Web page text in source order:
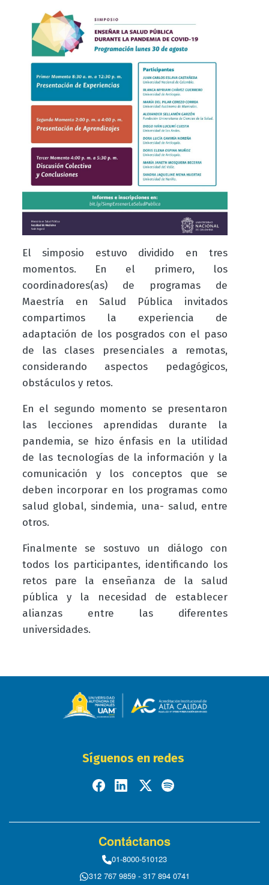
El simposio estuvo dividido en tres
momentos. En el primero, los
coordinadores(as) de programas de
Maestría en Salud Pública invitados
compartimos la experiencia de
adaptación de los posgrados con el paso
de las clases presenciales a remotas,
considerando aspectos pedagógicos,
obstáculos y retos.
En el segundo momento se presentaron
las lecciones aprendidas durante la
pandemia, se hizo énfasis en la utilidad
de las tecnologías de la información y la
comunicación y los conceptos que se
deben incorporar en los programas como
salud global, sindemia, una- salud, entre
otros.
Finalmente se sostuvo un diálogo con
todos los participantes, identificando los
retos pare la enseñanza de la salud
pública y la necesidad de establecer
alianzas entre las diferentes
universidades.
Síguenos en redes
Contáctanos
01-8000-510123
312 767 9859 - 317 894 0741